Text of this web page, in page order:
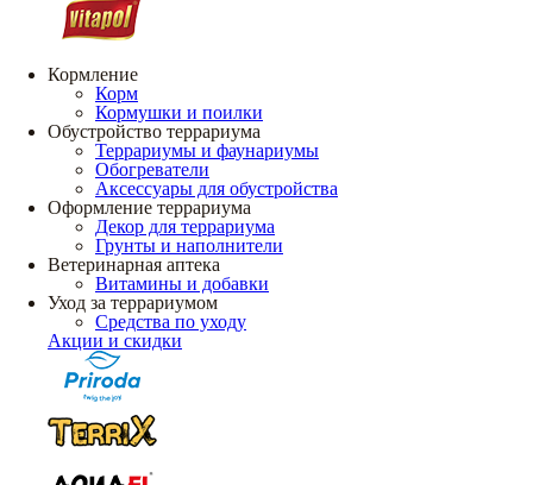
Кормление
Корм
Кормушки и поилки
Обустройство террариума
Террариумы и фаунариумы
Обогреватели
Аксессуары для обустройства
Оформление террариума
Декор для террариума
Грунты и наполнители
Ветеринарная аптека
Витамины и добавки
Уход за террариумом
Средства по уходу
Акции и скидки